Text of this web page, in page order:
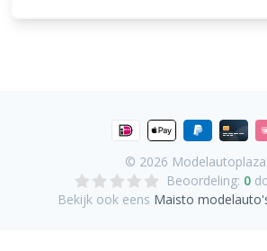
© 2026
Beoordeling: 0
Bekijk ook eens Maisto